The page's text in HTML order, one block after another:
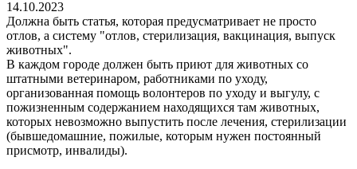
14.10.2023
Должна быть статья, которая предусматривает не просто
отлов, а систему "отлов, стерилизация, вакцинация, выпуск
животных".
В каждом городе должен быть приют для животных со
штатными ветеринаром, работниками по уходу,
организованная помощь волонтеров по уходу и выгулу, с
пожизненным содержанием находящихся там животных,
которых невозможно выпустить после лечения, стерилизации
(бывшедомашние, пожилые, которым нужен постоянный
присмотр, инвалиды).